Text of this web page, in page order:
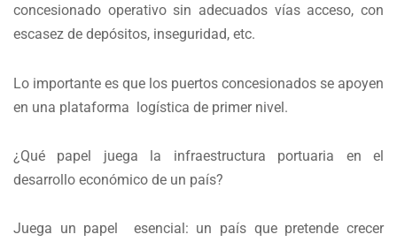
concesionado operativo sin adecuados vías acceso, con
escasez de depósitos, inseguridad, etc.
Lo importante es que los puertos concesionados se apoyen
en una plataforma logística de primer nivel.
¿Qué papel juega la infraestructura portuaria en el
desarrollo económico de un país?
Juega un papel esencial: un país que pretende crecer